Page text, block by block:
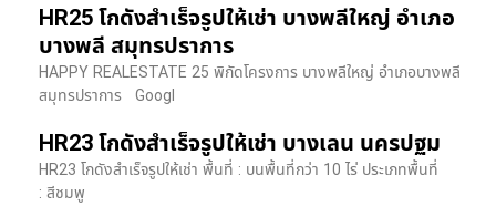
HR25 โกดังสำเร็จรูปให้เช่า บางพลีใหญ่ อำเภอ
บางพลี สมุทรปราการ
HAPPY REALESTATE 25 พิกัดโครงการ บางพลีใหญ่ อำเภอบางพลี
สมุทรปราการ Googl
HR23 โกดังสำเร็จรูปให้เช่า บางเลน นครปฐม
HR23 โกดังสำเร็จรูปให้เช่า พื้นที่ : บนพื้นที่กว่า 10 ไร่ ประเภทพื้นที่
: สีชมพู